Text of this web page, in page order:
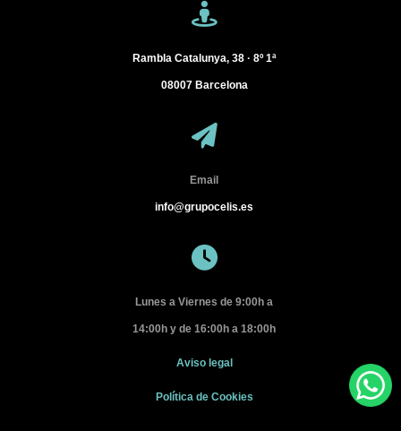
Rambla Catalunya, 38 · 8º 1ª
08007 Barcelona
Email
info@grupocelis.es
Lunes a Viernes de 9:00h a
14:00h y de 16:00h a 18:00h
Aviso legal
Política de Cookies